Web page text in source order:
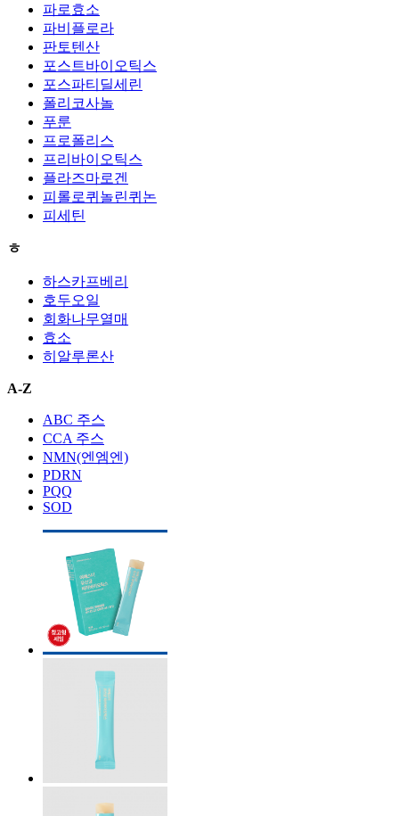
파로효소
파비플로라
판토텐산
포스트바이오틱스
포스파티딜세린
폴리코사놀
푸룬
프로폴리스
프리바이오틱스
플라즈마로겐
피롤로퀴놀린퀴논
피세틴
ㅎ
하스카프베리
호두오일
회화나무열매
효소
히알루론산
A-Z
ABC 주스
CCA 주스
NMN(엔엠엔)
PDRN
PQQ
SOD